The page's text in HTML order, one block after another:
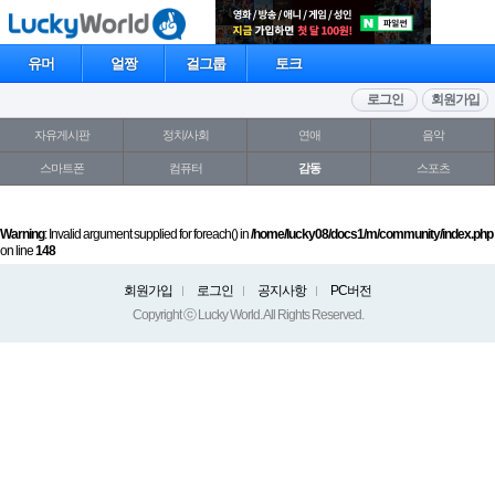
유머 얼짱 걸그룹 토크
회원가입
로그인
자유게시판 정치/사회 연애 음악
스마트폰 컴퓨터 감동 스포츠
Warning: Invalid argument supplied for foreach() in/home/lucky08/docs1/m/community/index.php
on line148
회원가입 로그인 공지사항
PC버전
Copyright ⓒ Lucky World. All Rights Reserved.